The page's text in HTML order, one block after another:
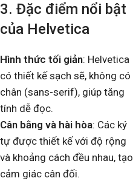
3. Đặc điểm nổi bật
của Helvetica
Hình thức tối giản: Helvetica
có thiết kế sạch sẽ, không có
chân (sans-serif), giúp tăng
tính dễ đọc.
Cân bằng và hài hòa: Các ký
tự được thiết kế với độ rộng
và khoảng cách đều nhau, tạo
cảm giác cân đối.